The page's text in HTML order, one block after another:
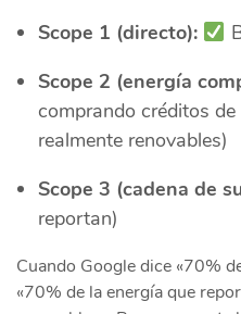
Scope 1 (directo):
Scope 2 (energía
comprando créditos
realmente renovables)
Scope 3 (cadena de
reportan)
Cuando Google dice «70%
«70% de la energía que